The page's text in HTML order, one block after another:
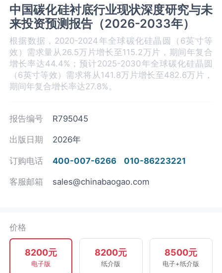
中国碳化硅衬底行业现状深度研究与未
来投资预测报告（2026-2033年）
根据数据，2020-2024年全球碳化硅晶圆（6英寸等
效）需求量从26.5万片增长至115.2万片，期间年复合
增长率达44.4%；预计2025-2030年全球碳化硅晶圆
（6英寸等效）需求将从141.8万片增长至482.6万片，
期间年复合增长率达27.8%。
报告编号 R795045
出版日期 2026年
订购电话 400-007-6266 010-86223221
客服邮箱 sales@chinabaogao.com
价格
8200元
电子版
8200元
纸介版
8500元
电子+纸介版